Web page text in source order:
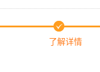
了解详情